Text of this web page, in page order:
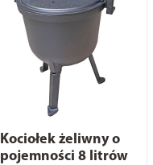
Kociołek żeliwny o
pojemności 8 litrów